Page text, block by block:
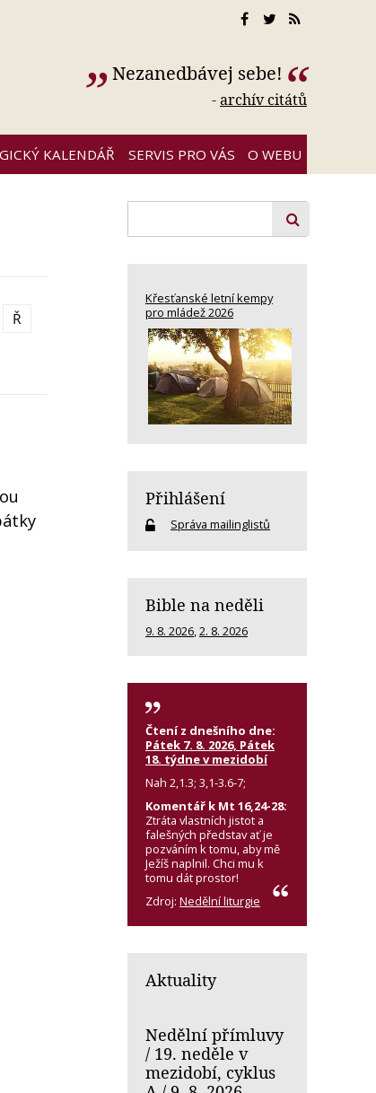
Nezanedbávej sebe!
-archív citátů
KALENDÁŘ SERVIS PRO VÁS O WEBU
Ř
Křesťanské letní kempy
pro mládež 2026
Přihlášení
Správa mailinglistů
Bible na neděli
9. 8. 2026 2. 8. 2026
Čtení z dnešního dne:
Pátek 7. 8. 2026, Pátek
18. týdne v mezidobí
Nah 2,1.3; 3,1-3.6-7;
Komentář k Mt 16,24-28:
Ztráta vlastních jistot a
falešných představ ať je
pozváním k tomu, aby mě
Ježíš naplnil. Chci mu k
tomu dát prostor!
Zdroj: Nedělní liturgie
Aktuality
Nedělní přímluvy
/ 19. neděle v
mezidobí, cyklus